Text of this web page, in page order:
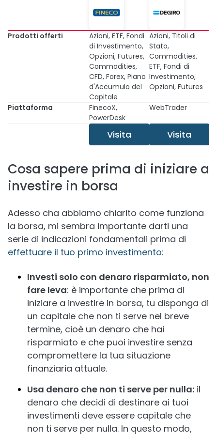
Prodotti offerti
Azioni, ETF, Fondi
di Investimento,
Opzioni, Futures,
Commodities,
CFD, Forex, Piano
d'Accumulo del
Capitale
Azioni, Titoli di
Stato,
Commodities,
ETF, Fondi di
Investimento,
Opzioni, Futures
Piattaforma
FinecoX,
PowerDesk
WebTrader
Visita Visita
Cosa sapere prima di iniziare a
investire in borsa
Adesso cha abbiamo chiarito come funziona
la borsa, mi sembra importante darti una
serie di indicazioni fondamentali prima di
effettuare il tuo primo investimento:
Investi solo con denaro risparmiato, non
fare leva: è importante che prima di
iniziare a investire in borsa, tu disponga di
un capitale che non ti serve nel breve
termine, cioè un denaro che hai
risparmiato e che puoi investire senza
compromettere la tua situazione
finanziaria attuale.
Usa denaro che non ti serve per nulla: il
denaro che decidi di destinare ai tuoi
investimenti deve essere capitale che
non ti serve per nulla. In questo modo,